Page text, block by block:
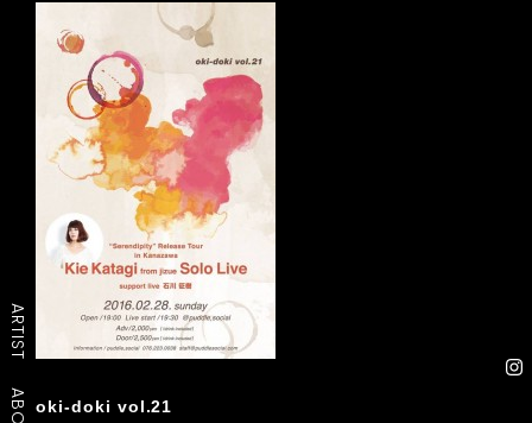
ARTIST
oki-doki vol.21